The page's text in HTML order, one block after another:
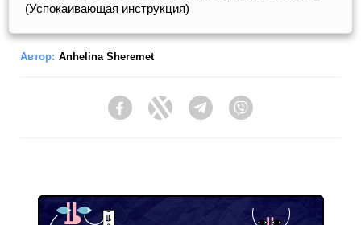
(Успокаивающая инструкция)
Автор: Anhelina Sheremet
FacebookTwitter Telegram